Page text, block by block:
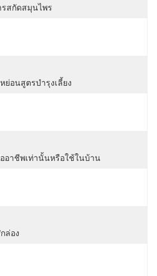
สกัดสมุนไพร
ย่อนสูตรบำรุงเลี้ยง
อาชีพเท่านั้นหรือใช้ในบ้าน
ล่อง